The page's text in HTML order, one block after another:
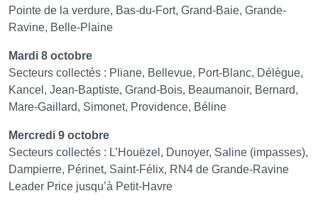
Pointe de la verdure, Bas-du-Fort, Grand-Baie, Grande-
Ravine, Belle-Plaine
Mardi 8 octobre
Secteurs collectés : Pliane, Bellevue, Port-Blanc, Délègue,
Kancel, Jean-Baptiste, Grand-Bois, Beaumanoir, Bernard,
Mare-Gaillard, Simonet, Providence, Béline
Mercredi 9 octobre
Secteurs collectés : L’Houëzel, Dunoyer, Saline (impasses),
Dampierre, Périnet, Saint-Félix, RN4 de Grande-Ravine
Leader Price jusqu’à Petit-Havre